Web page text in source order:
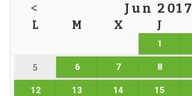
< Jun 2017
L M X J
1
5 6 7 8
12 13 14 15